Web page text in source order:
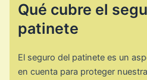
Qué cubre el
patinete
El seguro del patinete es un
en cuenta para proteger